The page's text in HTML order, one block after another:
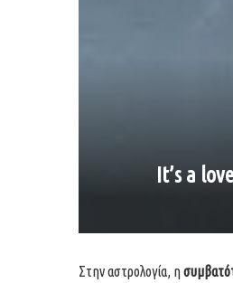
It’s a
Στην αστρολογία, η